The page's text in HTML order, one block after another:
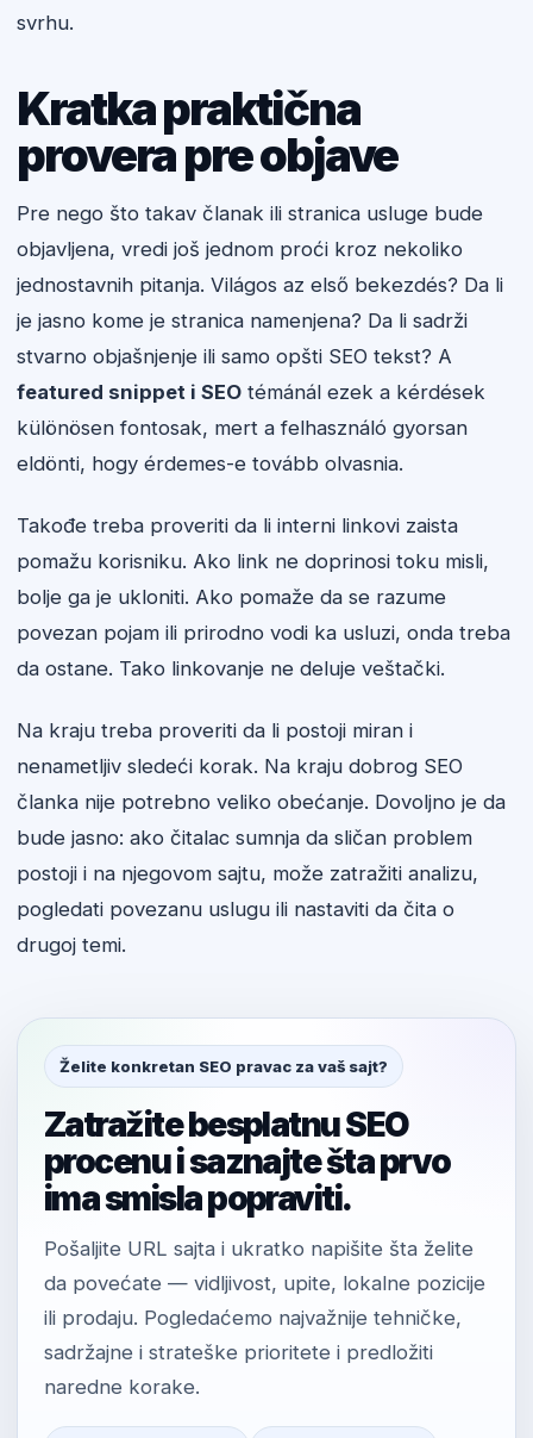
svrhu.
Kratka praktična
provera pre objave
Pre nego što takav članak ili stranica usluge bude
objavljena, vredi još jednom proći kroz nekoliko
jednostavnih pitanja. Világos az első bekezdés? Da li
je jasno kome je stranica namenjena? Da li sadrži
stvarno objašnjenje ili samo opšti SEO tekst? A
featured snippet i SEO témánál ezek a kérdések
különösen fontosak, mert a felhasználó gyorsan
eldönti, hogy érdemes-e tovább olvasnia.
Takođe treba proveriti da li interni linkovi zaista
pomažu korisniku. Ako link ne doprinosi toku misli,
bolje ga je ukloniti. Ako pomaže da se razume
povezan pojam ili prirodno vodi ka usluzi, onda treba
da ostane. Tako linkovanje ne deluje veštački.
Na kraju treba proveriti da li postoji miran i
nenametljiv sledeći korak. Na kraju dobrog SEO
članka nije potrebno veliko obećanje. Dovoljno je da
bude jasno: ako čitalac sumnja da sličan problem
postoji i na njegovom sajtu, može zatražiti analizu,
pogledati povezanu uslugu ili nastaviti da čita o
drugoj temi.
Želite konkretan SEO pravac za vaš sajt?
Zatražite besplatnu SEO
procenu i saznajte šta prvo
ima smisla popraviti.
Pošaljite URL sajta i ukratko napišite šta želite
da povećate — vidljivost, upite, lokalne pozicije
ili prodaju. Pogledaćemo najvažnije tehničke,
sadržajne i strateške prioritete i predložiti
naredne korake.